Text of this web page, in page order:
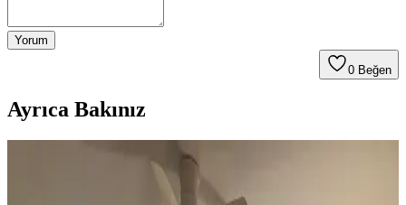
Yorum
0 Beğen
Ayrıca Bakınız
Koltuk ve Aksesuar Sandalyelerde Renk Uyumu ve
Dekorasyonda Görsel Denge Sağlama Yöntemleri